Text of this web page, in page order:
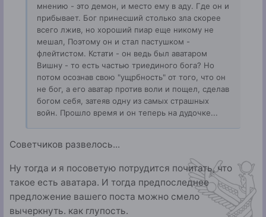
мнению - это демон, и место ему в аду. Где он и
прибывает. Бог принесший столько зла скорее
всего лжив, но хороший пиар еще никому не
мешал, Поэтому он и стал пастушком -
флейтистом. Кстати - он ведь был аватаром
Вишну - то есть частью триединого бога? Но
потом осознав свою "ущрбность" от того, что он
не бог, а его аватар против воли и пощел, сделав
богом себя, затеяв одну из самых страшных
войн. Прошло время и он теперь на дудочке...
Советчиков развелось...
Ну тогда и я посоветую потрудится почитать, что
такое есть аватара. И тогда предпоследнее
предложение вашего поста можно смело
вычеркнуть. как глупость.